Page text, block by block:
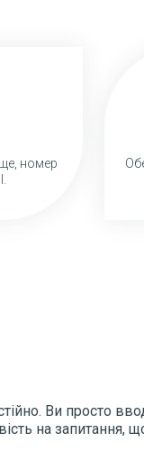
номер
Ви просто
на запитання,